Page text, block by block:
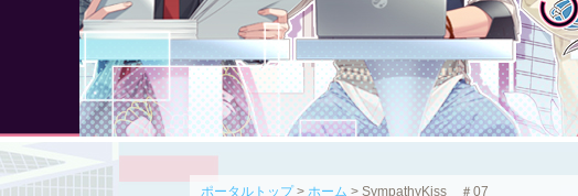
ポータルトップ> ホーム > SympathyKiss ＃07